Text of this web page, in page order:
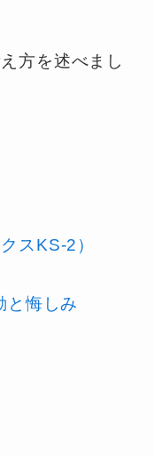
方を述べまし
スKS-2）
と悔しみ